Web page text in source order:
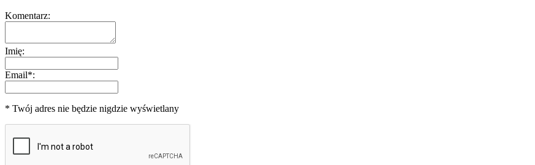
Komentarz:
Imię:
Email*:
* Twój adres nie będzie nigdzie wyświetlany